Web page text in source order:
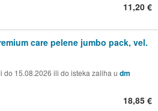
11,20 €
care pelene jumbo pack, vel.
do 15.08.2026 ili do isteka zaliha u dm
18,85 €